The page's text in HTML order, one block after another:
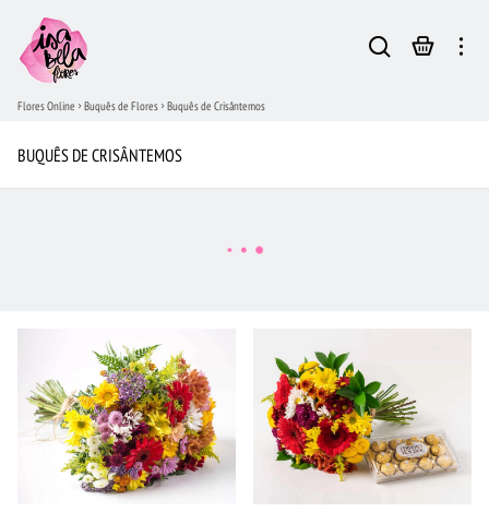
Flores Online Buquês de Flores Buquês de Crisântemos
BUQUÊS DE CRISÂNTEMOS